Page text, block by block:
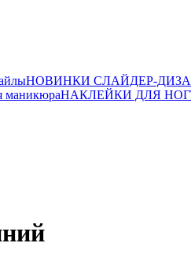
НОВИНКИ СЛАЙДЕР-
маникюраНАКЛЕЙКИ ДЛЯ